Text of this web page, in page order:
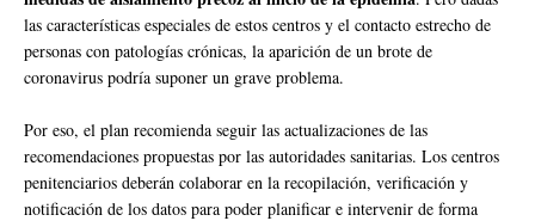
las características especiales de estos centros y el contacto estrecho de
personas con patologías crónicas, la aparición de un brote de
coronavirus podría suponer un grave problema.
Por eso, el plan recomienda seguir las actualizaciones de las
recomendaciones propuestas por las autoridades sanitarias. Los centros
penitenciarios deberán colaborar en la recopilación, verificación y
notificación de los datos para poder planificar e intervenir de forma